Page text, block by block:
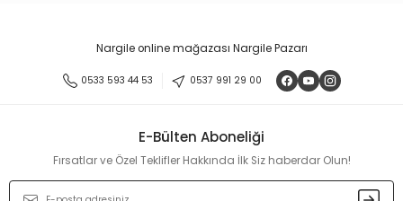
Nargile online mağazası Nargile Pazarı
0533 593 44 53 0537 991 29 00
E-Bülten Aboneliği
Fırsatlar ve Özel Teklifler Hakkında İlk Siz haberdar Olun!